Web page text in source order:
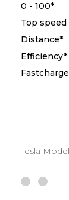
0 - 100*
Top speed
Distance*
Efficiency*
Tesla